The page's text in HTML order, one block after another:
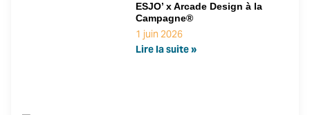
ESJO’ x Arcade Design à la
Campagne®
1 juin 2026
Lire la suite »